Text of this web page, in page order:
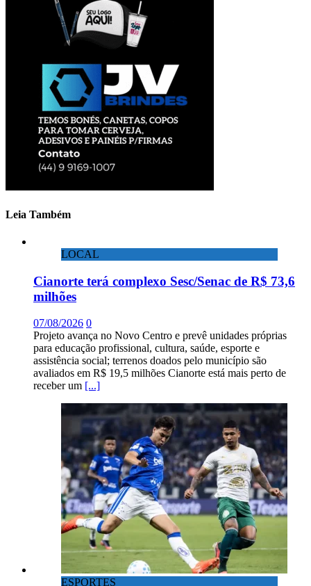
Leia Também
LOCAL
Cianorte terá complexo Sesc/Senac de R$ 73,6
milhões
07/08/2026 0
Projeto avança no Novo Centro e prevê unidades próprias
para educação profissional, cultura, saúde, esporte e
assistência social; terrenos doados pelo município são
avaliados em R$ 19,5 milhões Cianorte está mais perto de
receber um [...]
ESPORTES